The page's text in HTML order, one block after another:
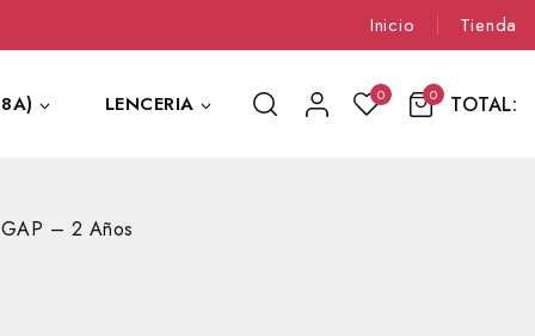
Inicio Tienda
LENCERIA 0 0 TOTAL:
GAP – 2 Años